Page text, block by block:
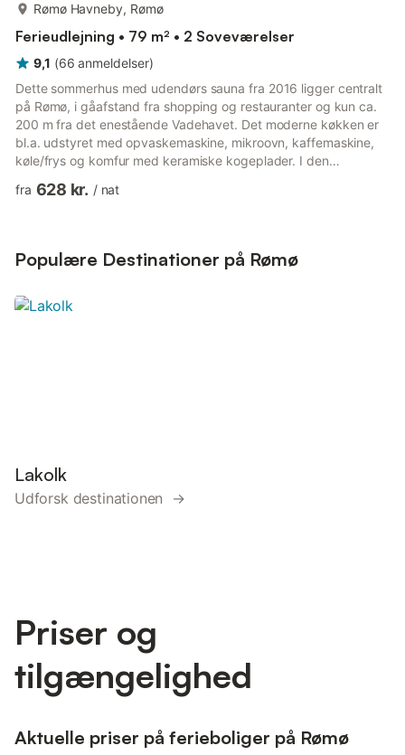
Rømø Havneby, Rømø
Ferieudlejning • 79 m² • 2 Soveværelser
9,1 (66 anmeldelser)
Dette sommerhus med udendørs sauna fra 2016 ligger centralt
på Rømø, i gåafstand fra shopping og restauranter og kun ca.
200 m fra det enestående Vadehavet. Det moderne køkken er
bl.a. udstyret med opvaskemaskine, mikroovn, kaffemaskine,
køle/frys og komfur med keramiske kogeplader. I den
via stueantenne udover parabol og tyske kanaler. Der er
delvist overdækket terrasse med havemøbler, to solstole og
grill. Der er udendørs...
fra 628 kr. / nat
Populære Destinationer på Rømø
Lakolk
Udforsk destinationen →
Priser og
tilgængelighed
Aktuelle priser på ferieboliger på Rømø